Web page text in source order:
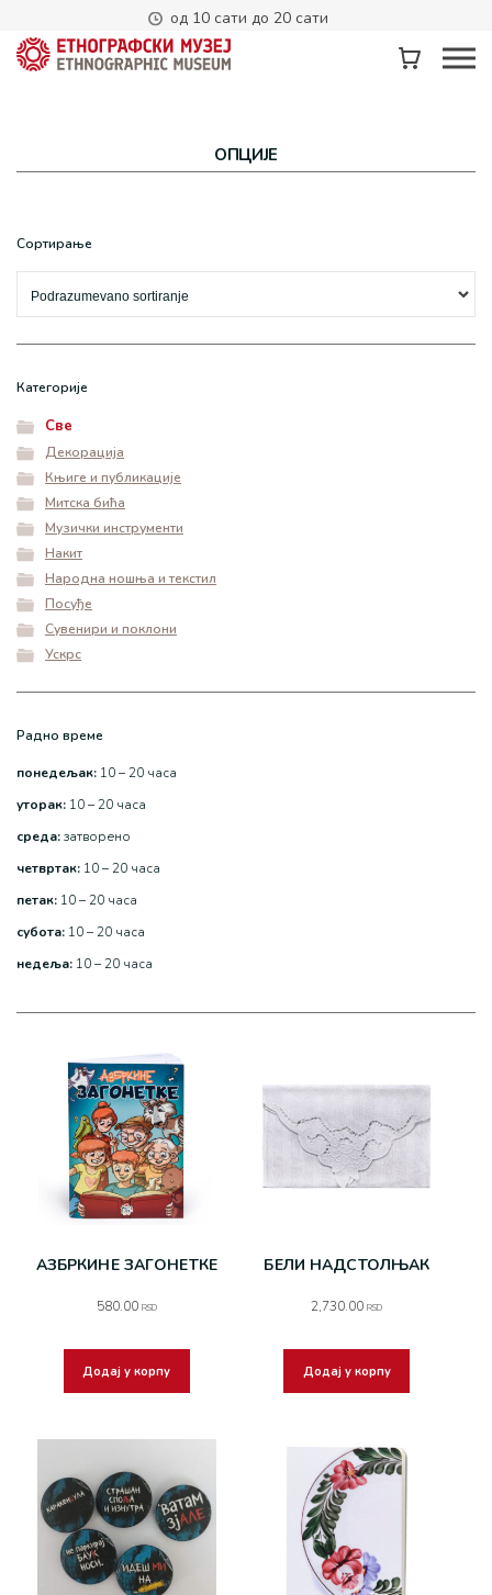
од 10 сати до 20 сати
ОПЦИЈЕ
Сортирање
Izvinite, ovaj proizvod se ne može kupiti.
Категорије
Све
Декорација
Књиге и публикације
Митска бића
Музички инструменти
Накит
Народна ношња и текстил
Посуђе
Сувенири и поклони
Ускрс
Радно време
понедељак: 10 – 20 часа
уторак: 10 – 20 часа
среда:затворено
четвртак: 10 – 20 часа
петак: 10 – 20 часа
субота: 10 – 20 часа
недеља: 10 – 20 часа
АЗБРКИНЕ ЗАГОНЕТКЕ
580.00 RSD
Додај у корпу
БЕЛИ НАДСТОЛЊАК
2,730.00RSD
Додај у корпу